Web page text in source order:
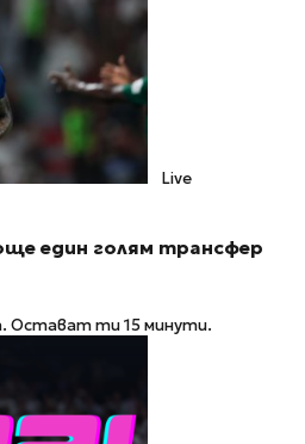
Live
един голям трансфер
Остават ти 15 минути.